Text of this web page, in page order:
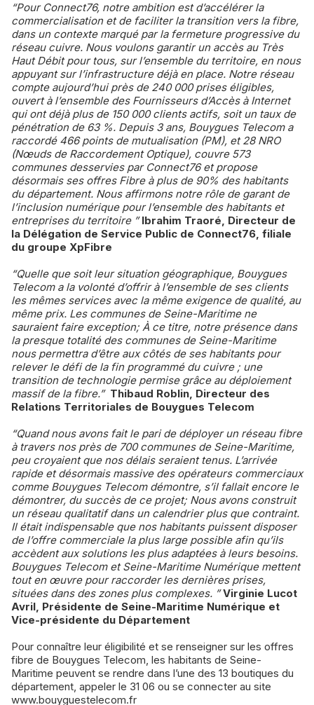
“Pour Connect76, notre ambition est d’accélérer la
commercialisation et de faciliter la transition vers la fibre,
dans un contexte marqué par la fermeture progressive du
réseau cuivre. Nous voulons garantir un accès au Très
Haut Débit pour tous, sur l’ensemble du territoire, en nous
appuyant sur l’infrastructure déjà en place. Notre réseau
compte aujourd’hui près de 240 000 prises éligibles,
ouvert à l’ensemble des Fournisseurs d’Accès à Internet
qui ont déjà plus de 150 000 clients actifs, soit un taux de
pénétration de 63 %. Depuis 3 ans, Bouygues Telecom a
raccordé 466 points de mutualisation (PM), et 28 NRO
(Nœuds de Raccordement Optique), couvre 573
communes desservies par Connect76 et propose
désormais ses offres Fibre à plus de 90% des habitants
du département. Nous affirmons notre rôle de garant de
l’inclusion numérique pour l’ensemble des habitants et
entreprises du territoire ” Ibrahim Traoré, Directeur de
la Délégation de Service Public de Connect76, filiale
du groupe XpFibre
“Quelle que soit leur situation géographique, Bouygues
Telecom a la volonté d’offrir à l’ensemble de ses clients
les mêmes services avec la même exigence de qualité, au
même prix. Les communes de Seine-Maritime ne
sauraient faire exception; À ce titre, notre présence dans
la presque totalité des communes de Seine-Maritime
nous permettra d’être aux côtés de ses habitants pour
relever le défi de la fin programmé du cuivre ; une
transition de technologie permise grâce au déploiement
massif de la fibre.” Thibaud Roblin, Directeur des
Relations Territoriales de Bouygues Telecom
“Quand nous avons fait le pari de déployer un réseau fibre
à travers nos près de 700 communes de Seine-Maritime,
peu croyaient que nos délais seraient tenus. L’arrivée
rapide et désormais massive des opérateurs commerciaux
comme Bouygues Telecom démontre, s’il fallait encore le
démontrer, du succès de ce projet; Nous avons construit
un réseau qualitatif dans un calendrier plus que contraint.
Il était indispensable que nos habitants puissent disposer
de l’offre commerciale la plus large possible afin qu’ils
accèdent aux solutions les plus adaptées à leurs besoins.
Bouygues Telecom et Seine-Maritime Numérique mettent
tout en œuvre pour raccorder les dernières prises,
situées dans des zones plus complexes. ” Virginie Lucot
Avril, Présidente de Seine-Maritime Numérique et
Vice-présidente du Département
Pour connaître leur éligibilité et se renseigner sur les offres
fibre de Bouygues Telecom, les habitants de Seine-
Maritime peuvent se rendre dans l’une des 13 boutiques du
département, appeler le 31 06 ou se connecter au site
www.bouyguestelecom.fr